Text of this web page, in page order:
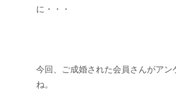
に・・・
今回、ご成婚された会員さんがア
ね。